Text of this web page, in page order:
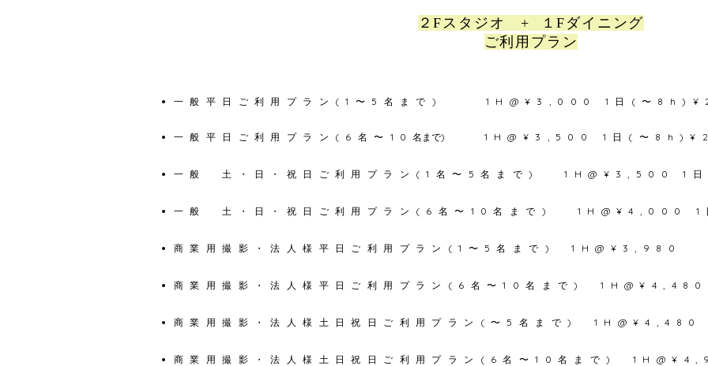
２Fスタジオ + １Fダイニング
ご利用プラン
一般平日ご利用プラン(1〜5名まで) 1H@¥3,000 1日(〜
一般平日ご 利用プラン(6名〜10名まで) 1H@¥3,500​ 1日(〜
一般 土・日・祝日ご利用プラン(1名〜5名まで) 1H@¥3,500 1日
一般 土・日・祝日ご利用プラン(6名〜10名まで) 1H@¥4,000 1
商業用撮影・法人様平日ご利用プラン(1〜5名まで) 1H@¥3,980
商業用撮影・法人様平日ご利用プラン(6名〜10名まで) 1H@¥4,480
商業用撮影・法人様土日祝日ご 利用プラン(〜5 名まで) 1H@¥4,480
商業用撮影・法人様土日祝日ご 利用プラン(6名〜10名まで) 1H@¥4,